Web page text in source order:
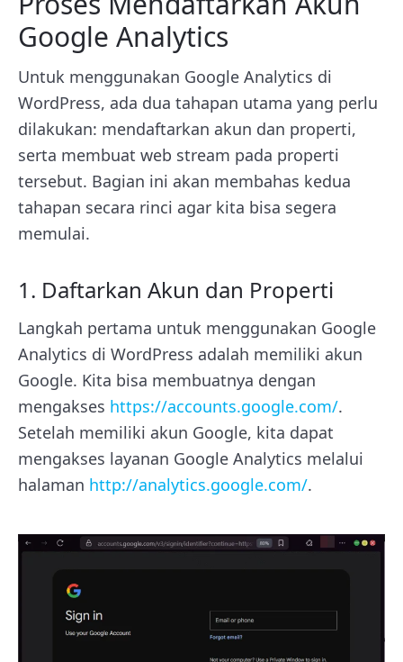
Google Analytics
Untuk menggunakan Google Analytics di
WordPress, ada dua tahapan utama yang perlu
dilakukan: mendaftarkan akun dan properti,
serta membuat web stream pada properti
tersebut. Bagian ini akan membahas kedua
tahapan secara rinci agar kita bisa segera
memulai.
1. Daftarkan Akun dan Properti
Langkah pertama untuk menggunakan Google
Analytics di WordPress adalah memiliki akun
Google. Kita bisa membuatnya dengan
mengakses https://accounts.google.com/.
Setelah memiliki akun Google, kita dapat
mengakses layanan Google Analytics melalui
halaman http://analytics.google.com/.